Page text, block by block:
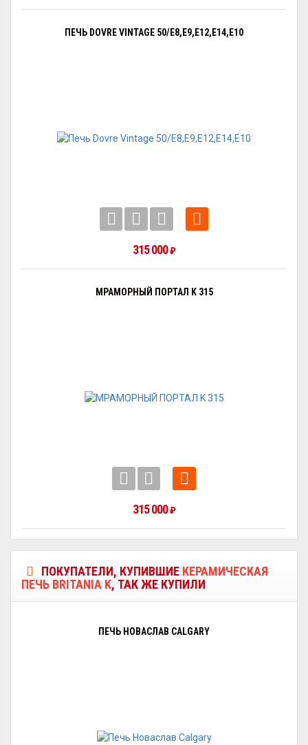
ПЕЧЬ DOVRE VINTAGE 50/E8,E9,E12,E14,E10
315 000₽
МРАМОРНЫЙ ПОРТАЛ K 315
315 000₽
ПОКУПАТЕЛИ, КУПИВШИЕ КЕРАМИЧЕСКАЯ
ПЕЧЬ BRITANIA K, ТАК ЖЕ КУПИЛИ
ПЕЧЬ НОВАСЛАВ CALGARY